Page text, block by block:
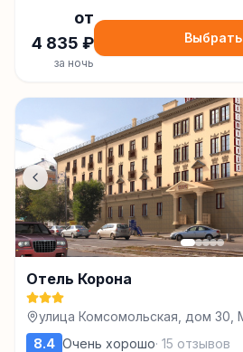
от
4 835 ₽
за ночь
Отель Корона
улица Комсомольская, дом 30,
8.4 Очень хорошо· 15 отзывов